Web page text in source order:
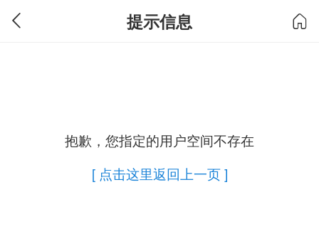
提示信息
抱歉，您指定的用户空间不存在
[ 点击这里返回上一页 ]